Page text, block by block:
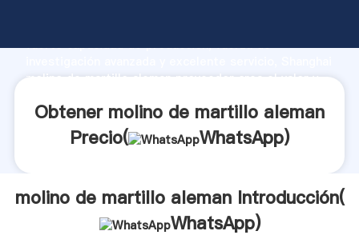
fuerte capacidad de producción, fuerza de
molino de martillo aleman proveedor crea el valor y
Obtener molino de martillo aleman
Precio(
WhatsApp)
molino de martillo aleman Introducción(
WhatsApp)